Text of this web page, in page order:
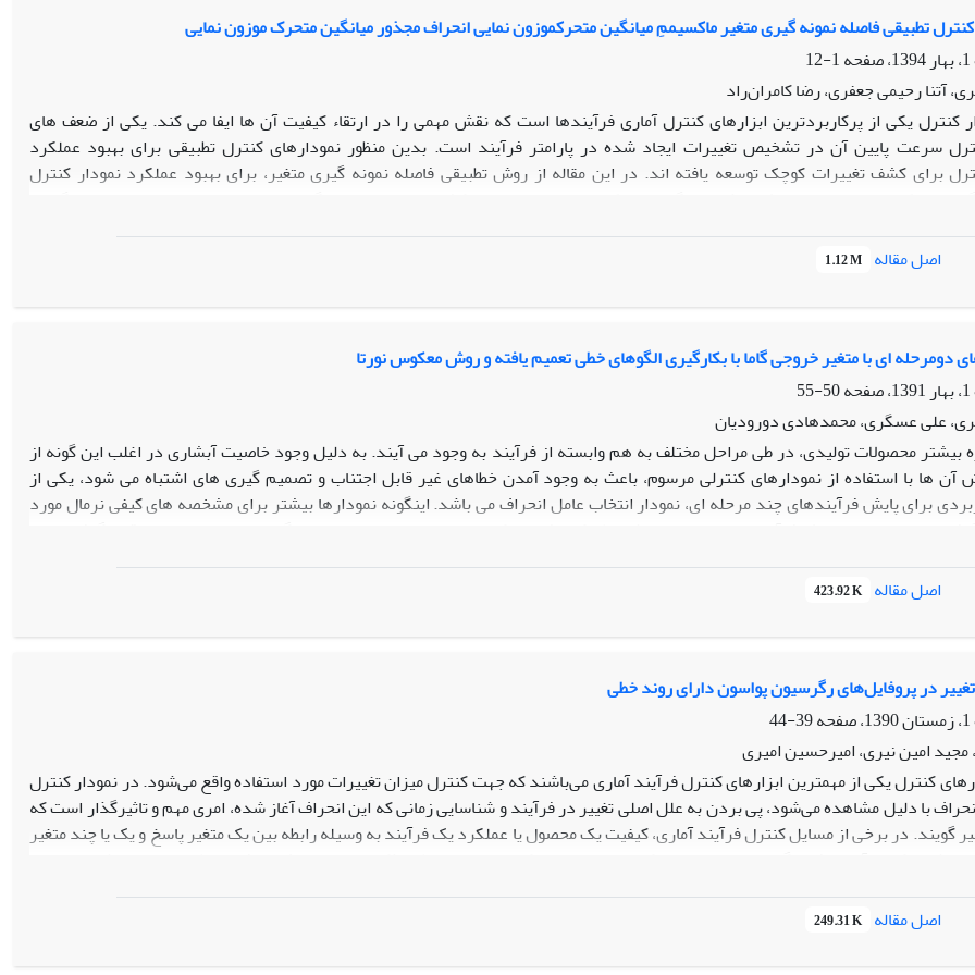
در تخمین نقطه تغییر در ماتریس کواریانس فرآیندهای نرمال چند متغیره می‌باشد.
تطبیقی فاصله نمونه گیری متغیر ماکسیممِ میانگین متحرکموزون نمایی انحراف مجذور میانگین متحرک موزون نمایی
1-12
آتنا رحیمی جعفری، رضا کامران‌راد
کنترل یکی از پرکاربردترین ابزارهای کنترل آماری فرآیندها است که نقش مهمی را در ارتقاء کیفیت آن ها ایفا می کند. یکی از ضعف های
سرعت پایین آن در تشخیص تغییرات ایجاد شده در پارامتر فرآیند است. بدین منظور نمودارهای کنترل تطبیقی برای بهبود عملکرد
برای کشف تغییرات کوچک توسعه یافته اند. در این مقاله از روش تطبیقی فاصله نمونه گیری متغیر، برای بهبود عملکرد نمودار کنترل
متحرک موزون نمایی انحراف مجذور میانگین متحرک موزون - نمایی برای کشف تغییرات در میانگین و واریانس و تغییرات همزمان میانگین و
شده است. عملکرد روش پیشنهادی با استفاده از شبیه سازی و معیارهای میانگین زمان تا هشدار و متوسط زمان تعدیل شده تا وقوع هشدار، با
گیری با فواصل ثابت، مقایسه شده است. نتایج نشان می دهد که روش پیشنهادی به ازای تغییرات بزرگ، دارای عملکرد بهتری نسبت به
کنترل موجود در ادبیات تحقیق است.
اصل مقاله 1.12 M
دومرحله ای با متغیر خروجی گاما‏ با بکارگیری الگوهای خطی تعمیم یافته و روش معکوس نورتا
50-55
علی عسگری، محمدهادی دورودیان
بیشتر محصولات تولیدی، در طی مراحل مختلف به هم وابسته از فرآیند به وجود می آیند. به دلیل وجود خاصیت آبشاری در اغلب این گونه از
آن ها با استفاده از نمودارهای کنترلی مرسوم، باعث به وجود آمدن خطاهای غیر قابل اجتناب و تصمیم گیری های اشتباه می شود، یکی از
برای پایش فرآیندهای چند مرحله ای، نمودار انتخاب عامل انحراف می باشد. اینگونه نمودارها بیشتر برای مشخصه های کیفی نرمال مورد
گرفته اند. در این مقاله یک فرآیند دو مرحله ای در شرایطی که مشخصه کیفی در مرحله دوم دارای توزیع گاما است، مورد بررسی قرار گرفته است
فرآیند از نمودار انتخاب عامل انحراف استفاده شده است. آماره نمودار کنترل انتخاب عامل انحراف، مقادیر حاصل از ترکیب روش معکوس نورتا
یافته می‏باشد. برای بررسی عملکرد روش پیشنهادی از شاخص متوسط طول دنباله استفاده شده و عملکرد آن با بهترین روش موجود در
شده است. نتایج نشان دهنده عملکرد بهتر روش پیشنهادی در کشف شیفت های کاهشی و افزایشی است.
اصل مقاله 423.92 K
در پروفایل‌های رگرسیون پواسون دارای روند خطی
39-44
امین نیری، امیرحسین امیری
کنترل یکی از مهم‏ترین ابزارهای کنترل فرآیند آماری می‌باشند که جهت کنترل میزان تغییرات مورد استفاده واقع می‌شود. در نمودار کنترل
با دلیل مشاهده می‌شود، پی بردن به علل اصلی تغییر در فرآیند و شناسایی زمانی که این انحراف آغاز شده، امری مهم و تاثیرگذار است که
گویند. در برخی از مسایل کنترل فرآیند آماری، کیفیت یک محصول یا عملکرد یک فرآیند به وسیله رابطه بین یک متغیر پاسخ و یک یا چند متغیر
می‌شود، که به آن پروفایل گویند. در بسیاری از کاربردها هم چون کالیبراسیون رابطه مذکور به وسیله یک پروفایل خطی توصیف می‌شود در حالی
دیگر مدل‌های پیچیده‌تری هم چون پروفایل‌های رگرسیون پواسون مورد نیاز است. در این مقاله از روش برآورد درستنمایی ماکزیمم به
و عملکرد آن با استفاده از شبیه سازی بررسی شده است.
اصل مقاله 249.31 K